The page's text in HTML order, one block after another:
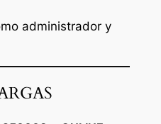
administrador y